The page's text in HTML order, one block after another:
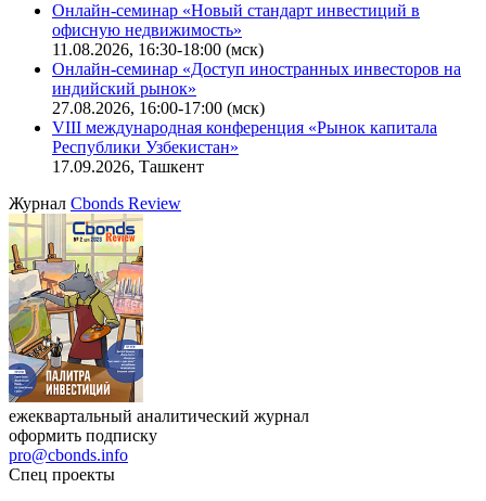
Онлайн-семинар «Новый стандарт инвестиций в
офисную недвижимость»
11.08.2026, 16:30-18:00 (мск)
Онлайн-семинар «Доступ иностранных инвесторов на
индийский рынок»
27.08.2026, 16:00-17:00 (мск)
VIII международная конференция «Рынок капитала
Республики Узбекистан»
17.09.2026, Ташкент
Журнал Cbonds Review
ежеквартальный аналитический журнал
оформить подписку
pro@cbonds.info
Спец проекты